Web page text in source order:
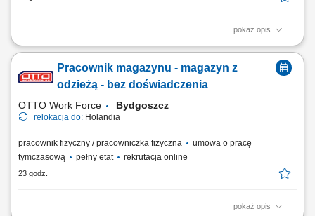
pokaż opis
Zakres obowiązków: Samodzielne spawanie metodą TIG (ramy,
zbiorniki, silosy) w oparciu o wyśrubowane kryteria; Obróbka materiałów
o grubości 1,5–8 mm, w tym ich szlifowanie i polerowanie;
Odczytywanie oraz analiza rysunków technicznych w formacie 2D i 3D;
Pracownik magazynu - magazyn z
odzieżą - bez doświadczenia
OTTO Work Force Bydgoszcz
relokacja do: Holandia
pracownik fizyczny / pracowniczka fizyczna
umowa o pracę
tymczasową
pełny etat rekrutacja online
23 godz.
pokaż opis